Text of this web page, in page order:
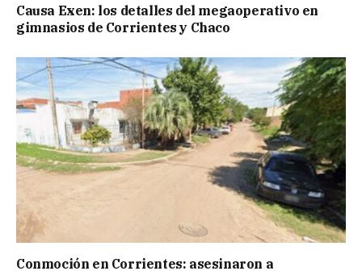
Causa Exen: los detalles del megaoperativo en
gimnasios de Corrientes y Chaco
Conmoción en Corrientes: asesinaron a